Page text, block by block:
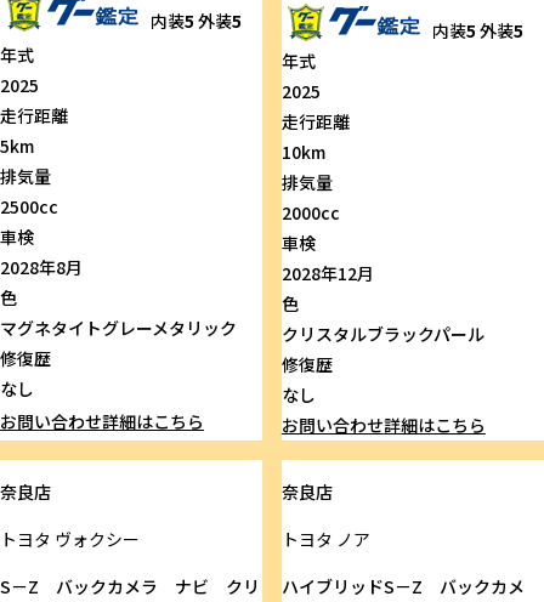
内装5 外装5
年式
2025
走行距離
5km
排気量
2500cc
車検
2028年8月
色
マグネタイトグレーメタリック
修復歴
なし
お問い合わせ詳細はこちら
内装5 外装5
年式
2025
走行距離
10km
排気量
2000cc
車検
2028年12月
色
クリスタルブラックパール
修復歴
なし
お問い合わせ詳細はこちら
奈良店
トヨタ ヴォクシー
S－Z バックカメラ ナビ クリ
奈良店
トヨタ ノア
ハイブリッドS－Z バックカメ